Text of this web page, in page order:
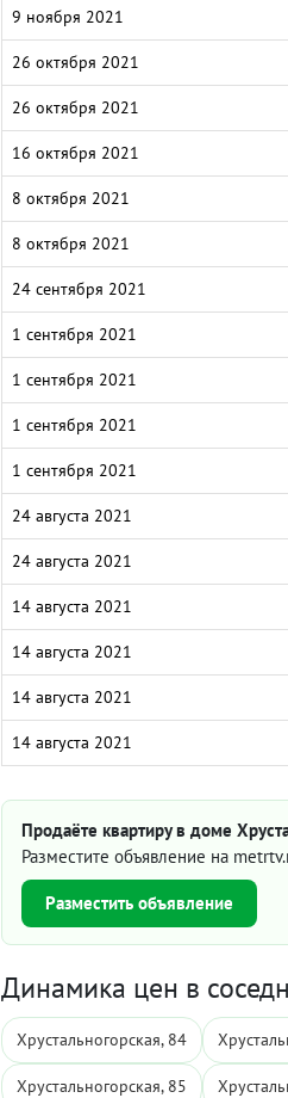
9 ноября 2021
26 октября 2021
26 октября 2021
16 октября 2021
8 октября 2021
8 октября 2021
24 сентября 2021
1 сентября 2021
1 сентября 2021
1 сентября 2021
1 сентября 2021
24 августа 2021
24 августа 2021
14 августа 2021
14 августа 2021
14 августа 2021
14 августа 2021
Продаёте квартиру в доме
Разместите объявление на
Разместить объявление
Динамика цен в
Хрустальногорская, 84
Хрустальногорская, 85